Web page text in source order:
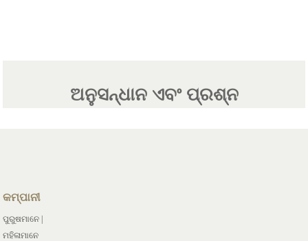
ଅନୁସନ୍ଧାନ ଏବଂ ପ୍ରଶ୍ନ
କମ୍ପାନୀ
ପୁରୁଷମାନେ |
ମହିଳାମାନେ